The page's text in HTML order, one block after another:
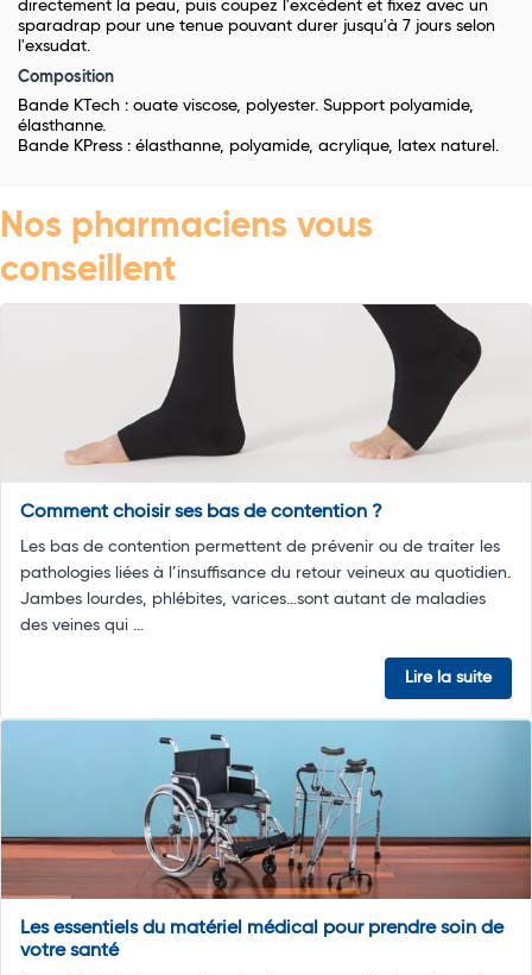
directement la peau, puis coupez l'excédent et fixez avec un
sparadrap pour une tenue pouvant durer jusqu'à 7 jours selon
l'exsudat.
Composition
Bande KTech : ouate viscose, polyester. Support polyamide,
élasthanne.
Bande KPress : élasthanne, polyamide, acrylique, latex naturel.
Nos pharmaciens vous
conseillent
Comment choisir ses bas de contention ?
Les bas de contention permettent de prévenir ou de traiter les
pathologies liées à l’insuffisance du retour veineux au quotidien.
Jambes lourdes, phlébites, varices…sont autant de maladies
des veines qui ...
Lire la suite
Les essentiels du matériel médical pour prendre soin de
votre santé